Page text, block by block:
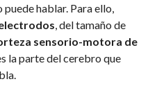
puede hablar. Para ello,
, del tamaño de
sensorio-motora de
la parte del cerebro que